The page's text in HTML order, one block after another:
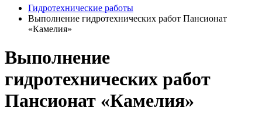
Гидротехнические работы
Выполнение гидротехнических работ Пансионат
«Камелия»
Выполнение
гидротехнических работ
Пансионат «Камелия»